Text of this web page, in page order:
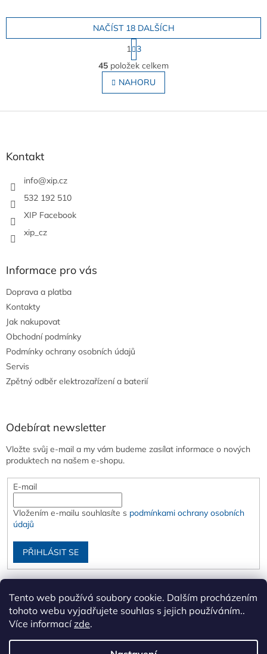
Tento web používá soubory cookie. Dalším procházením
tohoto webu vyjadřujete souhlas s jejich používáním..
Více informacízde.
O
v
l
á
NAČÍST 18 DALŠÍCH
S
t
r
á
n
k
v
1 3
45 položek celkem
NAHORU
Z
Kontakt
info@xip.cz
532 192 510
XIP Facebook
xip_cz
Informace pro vás
Doprava a platba
Kontakty
Jak nakupovat
Obchodní podmínky
Podmínky ochrany osobních údajů
Servis
Zpětný odběr elektrozařízení a baterií
Odebírat newsletter
Vložte svůj e-mail a my vám budeme zasílat informace o nových
produktech na našem e-shopu.
E-mail
Vložením e-mailu souhlasíte s podmínkami ochrany osobních
údajů
PŘIHLÁSIT SE